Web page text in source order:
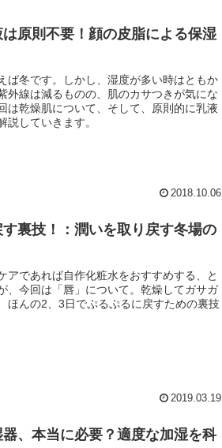
は原則不要！顔の皮脂による保湿
ば冬です。しかし、湿度が多い時はともか
外線は減るものの、肌のカサつきが気にな
は乾燥肌について、そして、原則的に乳液
説していきます。
2018.10.06
裏技！：潤いを取り戻す冬場の
アであれば自作化粧水をおすすめする、と
、今回は「唇」について。乾燥してガサガ
ほんの2、3日でぷるぷるに戻すための裏技
2019.03.19
、本当に必要？適度な加湿を科